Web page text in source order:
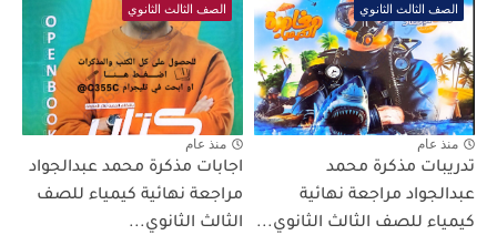
الصف الثالث الثانوي
منذ عام
تدريبات مذكرة محمد
عبدالجواد مراجعة نهائية
كيمياء للصف الثالث الثانوي...
الصف الثالث الثانوي
منذ عام
اجابات مذكرة محمد عبدالجواد
مراجعة نهائية كيمياء للصف
الثالث الثانوي...